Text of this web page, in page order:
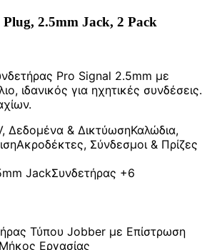
2.5mm Jack, 2 Pack
Pro Signal 2.5mm με
ιδανικός για ηχητικές συνδέσεις.
Δεδομένα & ΔικτύωσηΚαλώδια,
Ακροδέκτες, Σύνδεσμοι & Πρίζες
JackΣυνδετήρας +6
Τύπου Jobber με Επίστρωση
Εργασίας